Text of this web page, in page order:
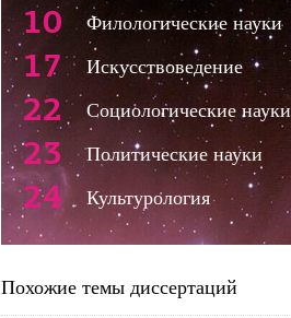
10 Филологические науки
17 Искусствоведение
22 Социологические науки
23 Политические науки
24 Культурология
Похожие темы диссертаций